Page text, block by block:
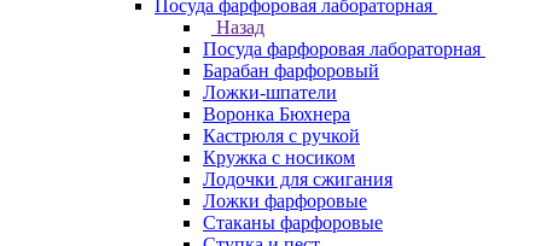
Посуда фарфоровая лабораторная
Назад
Посуда фарфоровая лабораторная
Барабан фарфоровый
Ложки-шпатели
Воронка Бюхнера
Кастрюля с ручкой
Кружка с носиком
Лодочки для сжигания
Ложки фарфоровые
Стаканы фарфоровые